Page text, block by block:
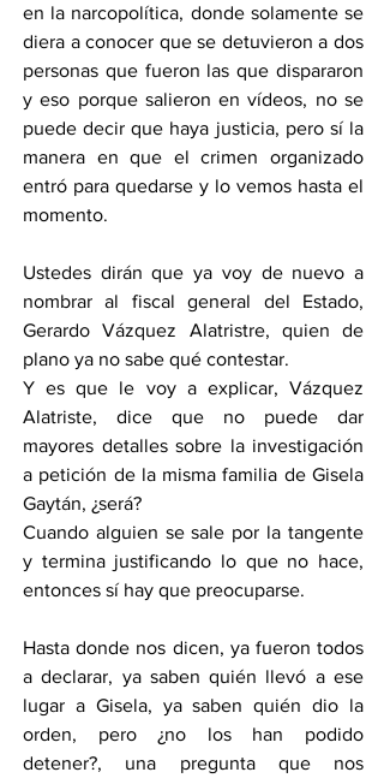
en la narcopolítica, donde solamente se
diera a conocer que se detuvieron a dos
personas que fueron las que dispararon
y eso porque salieron en vídeos, no se
puede decir que haya justicia, pero sí la
manera en que el crimen organizado
entró para quedarse y lo vemos hasta el
momento.
Ustedes dirán que ya voy de nuevo a
nombrar al fiscal general del Estado,
Gerardo Vázquez Alatristre, quien de
plano ya no sabe qué contestar.
Y es que le voy a explicar, Vázquez
Alatriste, dice que no puede dar
mayores detalles sobre la investigación
a petición de la misma familia de Gisela
Gaytán, ¿será?
Cuando alguien se sale por la tangente
y termina justificando lo que no hace,
entonces sí hay que preocuparse.
Hasta donde nos dicen, ya fueron todos
a declarar, ya saben quién llevó a ese
lugar a Gisela, ya saben quién dio la
orden, pero ¿no los han podido
detener?, una pregunta que nos